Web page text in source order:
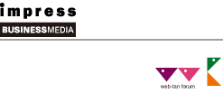
メ
イ